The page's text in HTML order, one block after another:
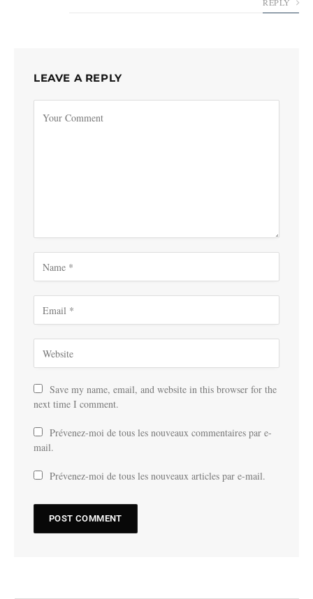
LEAVE A REPLY
Save my name, email, and website in this browser for the
next time I comment.
Prévenez-moi de tous les nouveaux commentaires par e-
mail.
Prévenez-moi de tous les nouveaux articles par e-mail.